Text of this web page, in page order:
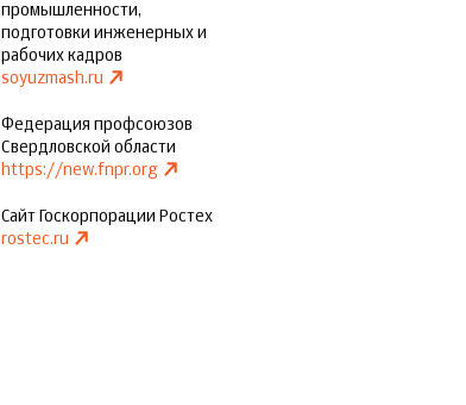
промышленности,
подготовки инженерных и
рабочих кадров
soyuzmash.ru
Федерация профсоюзов
Свердловской области
https://new.fnpr.org
Сайт Госкорпорации Ростех
rostec.ru